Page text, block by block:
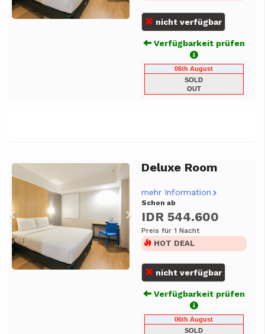
nicht verfügbar
Verfügbarkeit prüfen
06th August
SOLD
OUT
Previous NextDeluxe Room
mehr Information
Schon ab
IDR 544.600
Preis für 1 Nacht
HOT DEAL
nicht verfügbar
Verfügbarkeit prüfen
06th August
SOLD